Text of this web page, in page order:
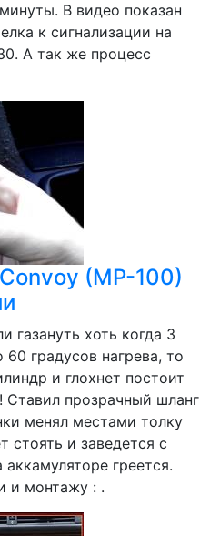
В видео показан
к сигнализации на
А так же процесс
(MP-100)
газануть хоть когда 3
градусов нагрева, то
и глохнет постоит
Ставил прозрачный шланг
менял местами толку
стоять и заведется с
греется.
и монтажу : .